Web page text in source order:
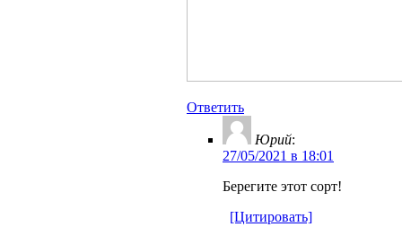
Ответить
Юрий:
27/05/2021 в 18:01
Берегите этот сорт!
[Цитировать]